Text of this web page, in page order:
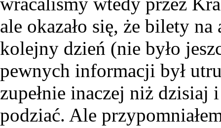
ale okazało się, że bilety
kolejny dzień (nie było
pewnych informacji był
zupełnie inaczej niż
podziać. Ale